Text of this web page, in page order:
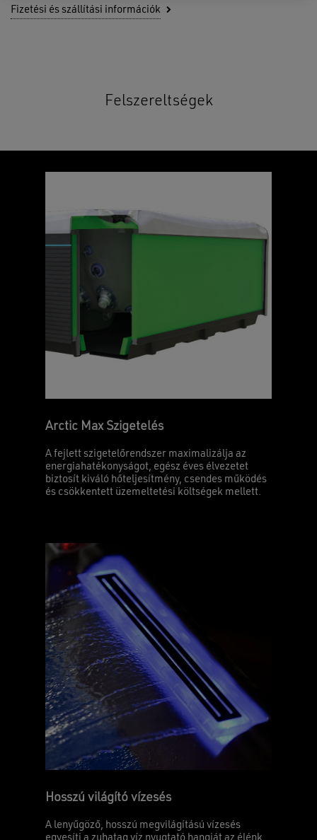
Fizetési és szállítási információk
Felszereltségek
Arctic Max Szigetelés
A fejlett szigetelőrendszer maximalizálja az
energiahatékonyságot, egész éves élvezetet
biztosít kiváló hőteljesítmény, csendes működés
és csökkentett üzemeltetési költségek mellett.
Hosszú világító vízesés
A lenyűgöző, hosszú megvilágítású vízesés